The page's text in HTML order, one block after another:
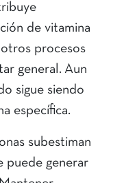
de vitamina
procesos
general. Aun
sigue siendo
específica.
subestiman
puede generar